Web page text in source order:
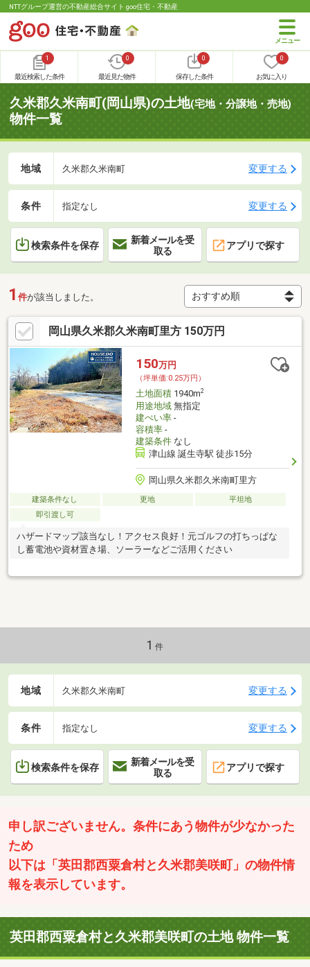
NTTグループ運営の不動産総合サイト goo住宅・不動産
1
最近検索した条件
0
最近見た物件
0
保存した条件
0
お気に入り
久米郡久米南町(岡山県)の土地(宅地・分譲地・売地)
物件一覧
地域 久米郡久米南町 変更する
条件 指定なし 変更する
検索条件を保存
新着メールを受
取る
アプリで探す
1 件が該当しました。
岡山県久米郡久米南町里方 150万円
150万円
（坪単価:0.25万円）
土地面積1940m2
用途地域無指定
建ぺい率-
容積率-
建築条件なし
津山線 誕生寺駅 徒歩15分
岡山県久米郡久米南町里方
建築条件なし 更地
平坦地
即引渡し可
ハザードマップ該当なし！アクセス良好！元ゴルフの打ちっぱな
し蓄電池や資材置き場、ソーラーなどご活用ください
1 件
地域 久米郡久米南町 変更する
条件 指定なし 変更する
検索条件を保存
新着メールを受
取る
アプリで探す
申し訳ございません。条件にあう物件が少なかった
ため
以下は「英田郡西粟倉村と久米郡美咲町」の物件情
報を表示しています。
英田郡西粟倉村と久米郡美咲町の土地 物件一覧